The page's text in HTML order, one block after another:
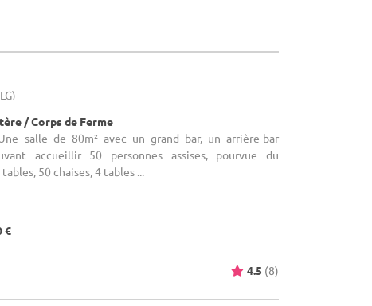
/ Corps de Ferme
salle de 80m² avec un grand bar, un arrière-bar
accueillir 50 personnes assises, pourvue du
50 chaises, 4 tables ...
€
4.5 (8)